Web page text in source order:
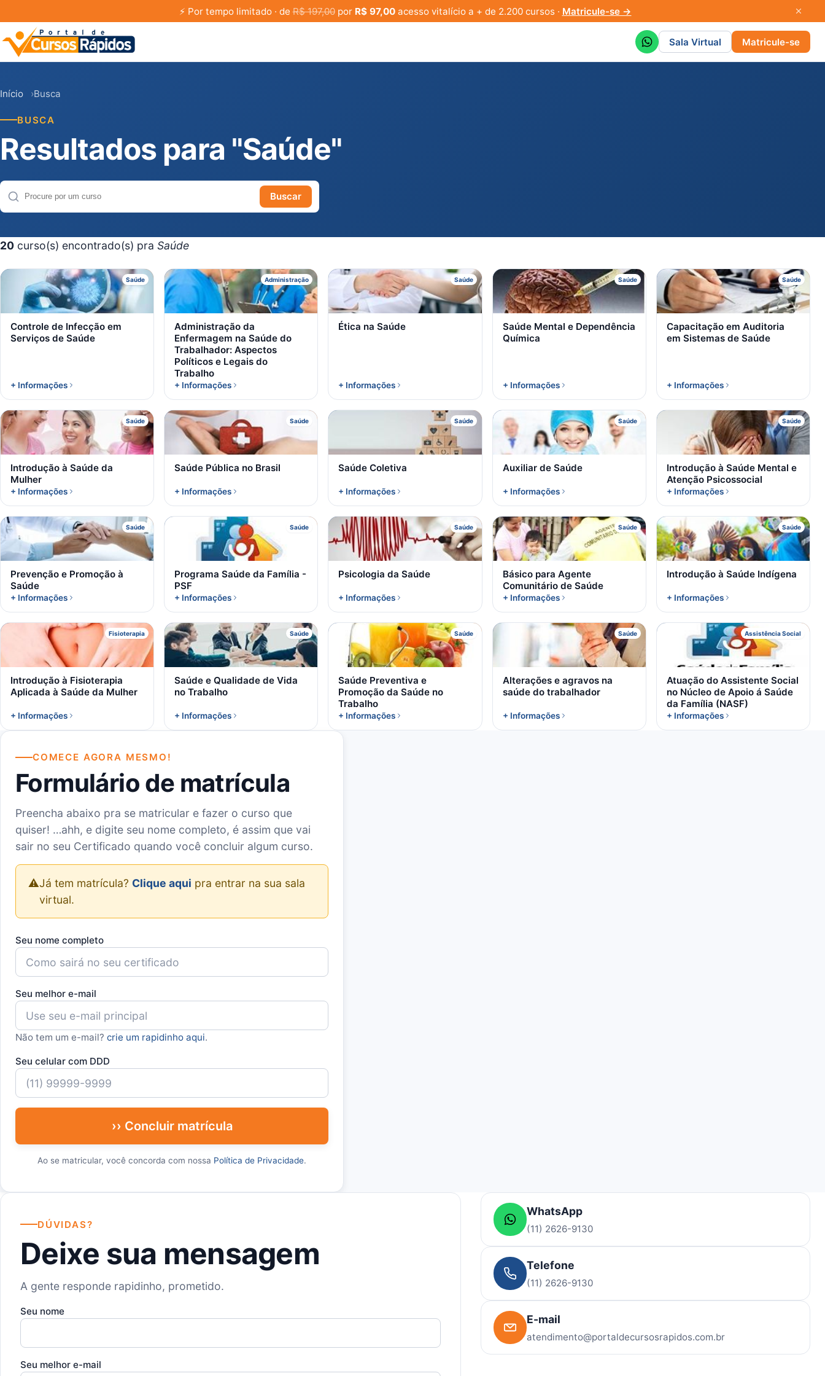
⚡ Por tempo limitado · deR$ 197,00por R$ 97,00acesso vitalício a + de 2.200 cursos · Matricule-se →
Sala Virtual Matricule-se
Início Busca
BUSCA
Resultados para "Saúde"
Buscar cursos
Buscar
20 curso(s) encontrado(s) pra Saúde
Saúde
C
Controle de Infecção em
Serviços de Saúde
+ Informações
Administração
A
Administração da
Enfermagem na Saúde do
Trabalhador: Aspectos
Políticos e Legais do
Trabalho
+ Informações
Saúde
É
Ética na Saúde
+ Informações
Saúde
S
Saúde Mental e Dependência
Química
+ Informações
Saúde
C
Capacitação em Auditoria
em Sistemas de Saúde
+ Informações
Saúde
I
Introdução à Saúde da
Mulher
+ Informações
Saúde
S
Saúde Pública no Brasil
+ Informações
Saúde
S
Saúde Coletiva
+ Informações
Saúde
A
Auxiliar de Saúde
+ Informações
Saúde
I
Introdução à Saúde Mental e
Atenção Psicossocial
+ Informações
Saúde
P
Prevenção e Promoção à
Saúde
+ Informações
Saúde
P
Programa Saúde da Família -
PSF
+ Informações
Saúde
P
Psicologia da Saúde
+ Informações
Saúde
B
Básico para Agente
Comunitário de Saúde
+ Informações
Saúde
I
Introdução à Saúde Indígena
+ Informações
Fisioterapia
I
Introdução à Fisioterapia
Aplicada à Saúde da Mulher
+ Informações
Saúde
S
Saúde e Qualidade de Vida
no Trabalho
+ Informações
Saúde
S
Saúde Preventiva e
Promoção da Saúde no
Trabalho
+ Informações
Saúde
A
Alterações e agravos na
saúde do trabalhador
+ Informações
Assistência Social
A
Atuação do Assistente Social
no Núcleo de Apoio á Saúde
da Família (NASF)
+ Informações
COMECE AGORA MESMO!
Formulário de matrícula
Preencha abaixo pra se matricular e fazer o curso que
quiser! …ahh, e digite seu nome completo, é assim que vai
sair no seu Certificado quando você concluir algum curso.
⚠️Já tem matrícula? Clique aqui pra entrar na sua sala
virtual.
Seu nome completo
Seu melhor e-mail
Não tem um e-mail? crie um rapidinho aqui.
Seu celular com DDD
›› Concluir matrícula
Ao se matricular, você concorda com nossa Política de Privacidade.
DÚVIDAS?
Deixe sua mensagem
A gente responde rapidinho, prometido.
Seu nome
Seu melhor e-mail
WhatsApp
(11) 2626-9130
Telefone
(11) 2626-9130
E-mail
atendimento@portaldecursosrapidos.com.br